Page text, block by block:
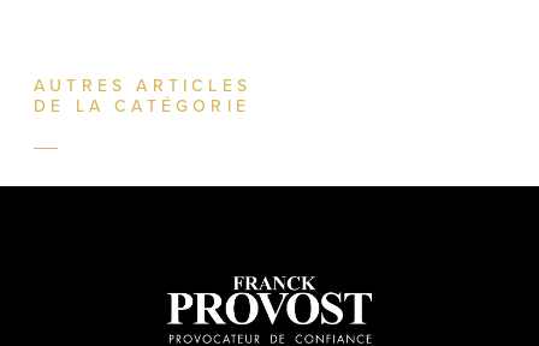
AUTRES ARTICLES
DE LA CATÉGORIE